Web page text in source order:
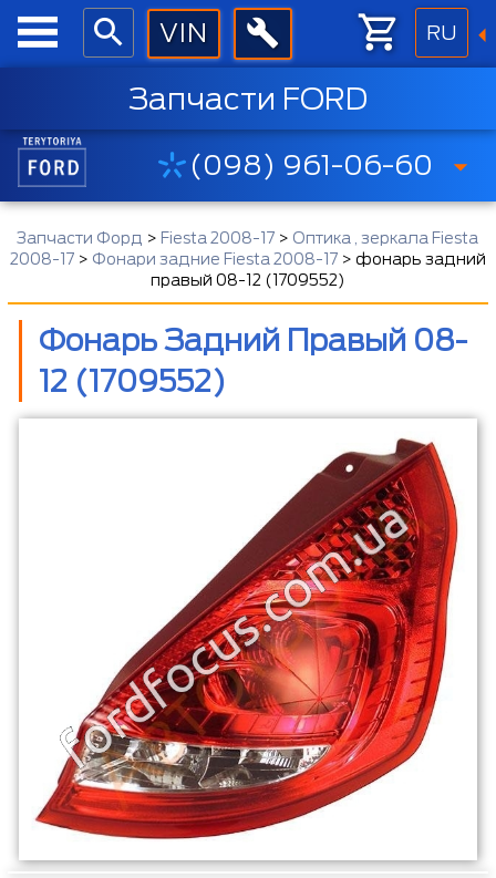
RU
Запчасти FORD
(098) 961-06-60
Запчасти Форд > Fiesta 2008-17 > Оптика , зеркала Fiesta
2008-17> Фонари задние Fiesta 2008-17> фонарь задний
правый 08-12 (1709552)
Фонарь Задний Правый 08-
12 (1709552)